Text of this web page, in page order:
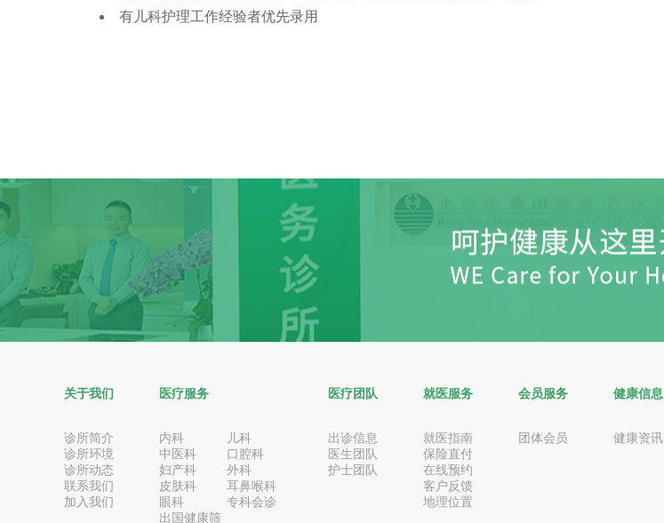
有儿科护理工作经验者优先录用
关于我们
诊所简介
诊所环境
诊所动态
联系我们
加入我们
医疗服务
内科
儿科
中医科
口腔科
妇产科
外科
皮肤科
耳鼻喉科
眼科
专科会诊
出国健康筛
医疗团队
出诊信息
医生团队
护士团队
就医服务
就医指南
保险直付
在线预约
客户反馈
地理位置
会员服务
团体会员
健康信息
健康资讯